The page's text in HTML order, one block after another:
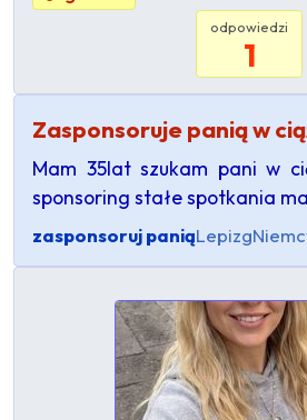
odpowiedzi
1
Zasponsoruje panią w
Mam 35lat szukam pani w
sponsoring stałe spotkania
zasponsoruj paniąLepizg